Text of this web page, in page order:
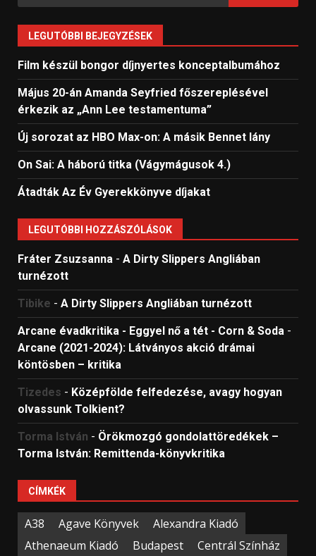
LEGUTÓBBI BEJEGYZÉSEK
Film készül bongor díjnyertes konceptalbumához
Május 20-án Amanda Seyfried főszereplésével
érkezik az „Ann Lee testamentuma”
Új sorozat az HBO Max-on: A másik Bennet lány
On Sai: A ​háború titka (Vágymágusok 4.)
Átadták Az Év Gyerekkönyve díjakat
LEGUTÓBBI HOZZÁSZÓLÁSOK
Fráter Zsuzsanna - A Dirty Slippers Angliában
turnézott
Tibike - A Dirty Slippers Angliában turnézott
Arcane évadkritika - Eggyel nő a tét - Corn & Soda -
Arcane (2021-2024): Látványos akció drámai
köntösben – kritika
Tizedes - Középfölde felfedezése, avagy hogyan
olvassunk Tolkient?
Torma István - Örökmozgó gondolattöredékek –
Torma István: Remittenda-könyvkritika
CÍMKÉK
A38 Agave Könyvek
Alexandra Kiadó
Athenaeum Kiadó
Budapest
Centrál Színház